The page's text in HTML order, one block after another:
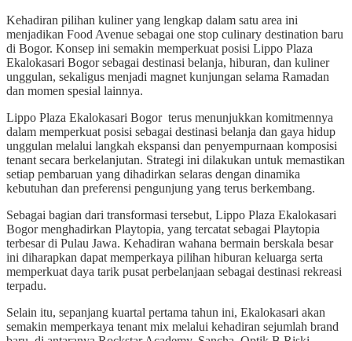
Kehadiran pilihan kuliner yang lengkap dalam satu area ini
menjadikan Food Avenue sebagai one stop culinary destination baru
di Bogor. Konsep ini semakin memperkuat posisi Lippo Plaza
Ekalokasari Bogor sebagai destinasi belanja, hiburan, dan kuliner
unggulan, sekaligus menjadi magnet kunjungan selama Ramadan
dan momen spesial lainnya.
Lippo Plaza Ekalokasari Bogor terus menunjukkan komitmennya
dalam memperkuat posisi sebagai destinasi belanja dan gaya hidup
unggulan melalui langkah ekspansi dan penyempurnaan komposisi
tenant secara berkelanjutan. Strategi ini dilakukan untuk memastikan
setiap pembaruan yang dihadirkan selaras dengan dinamika
kebutuhan dan preferensi pengunjung yang terus berkembang.
Sebagai bagian dari transformasi tersebut, Lippo Plaza Ekalokasari
Bogor menghadirkan Playtopia, yang tercatat sebagai Playtopia
terbesar di Pulau Jawa. Kehadiran wahana bermain berskala besar
ini diharapkan dapat memperkaya pilihan hiburan keluarga serta
memperkuat daya tarik pusat perbelanjaan sebagai destinasi rekreasi
terpadu.
Selain itu, sepanjang kuartal pertama tahun ini, Ekalokasari akan
semakin memperkaya tenant mix melalui kehadiran sejumlah brand